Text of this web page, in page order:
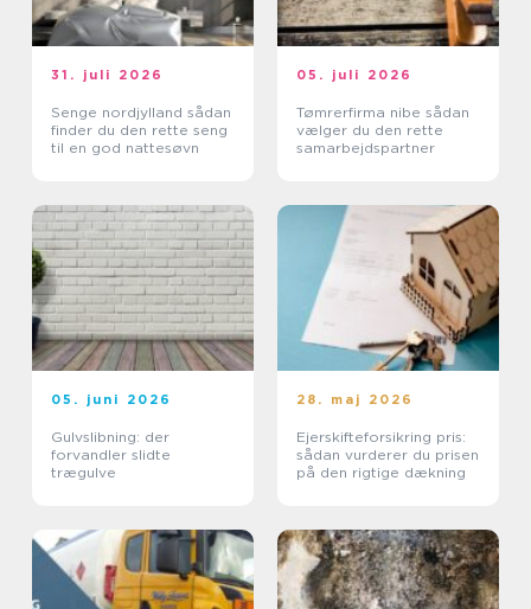
31. juli 2026
Senge nordjylland sådan
finder du den rette seng
til en god nattesøvn
05. juli 2026
Tømrerfirma nibe sådan
vælger du den rette
samarbejdspartner
05. juni 2026
Gulvslibning: der
forvandler slidte
trægulve
28. maj 2026
Ejerskifteforsikring pris:
sådan vurderer du prisen
på den rigtige dækning